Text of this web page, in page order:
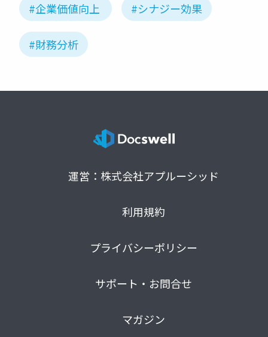
#企業価値向上 #シナジー効果
#財務分析
運営：株式会社アプルーシッド
利用規約
プライバシーポリシー
サポート・お問合せ
マガジン